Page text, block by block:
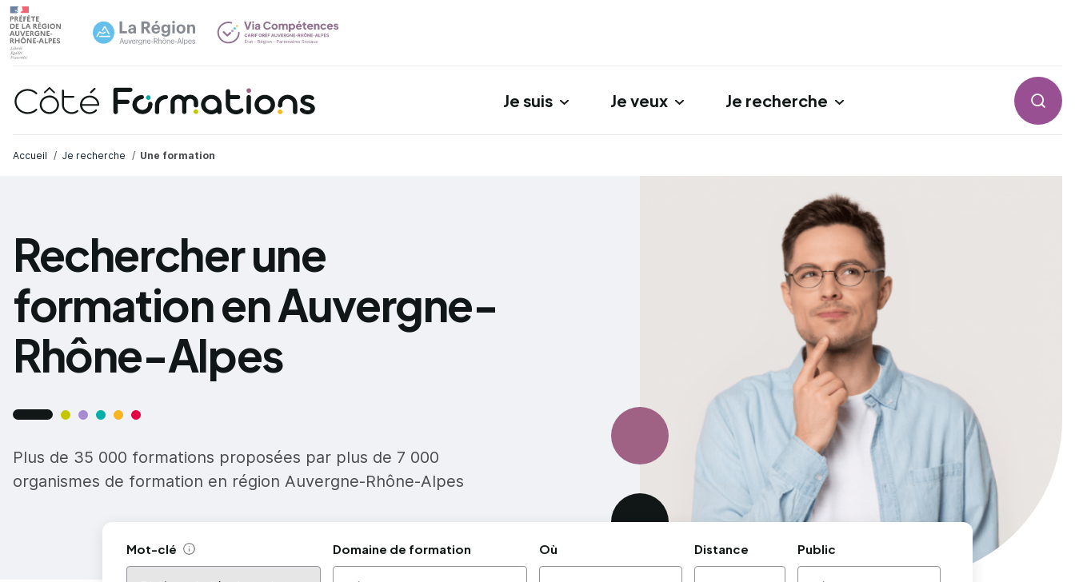
Je suis Je veux Je recherche
Accueil Je recherche Une formation
Rechercher une
formation en Auvergne-
Rhône-Alpes
Plus de 35 000 formations proposées par plus de 7 000
organismes de formation en région Auvergne-Rhône-Alpes
Mot-clé Aide Domaine de formation Où Distance Public